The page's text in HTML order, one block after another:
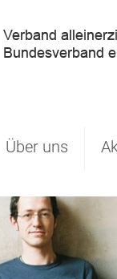
Über uns